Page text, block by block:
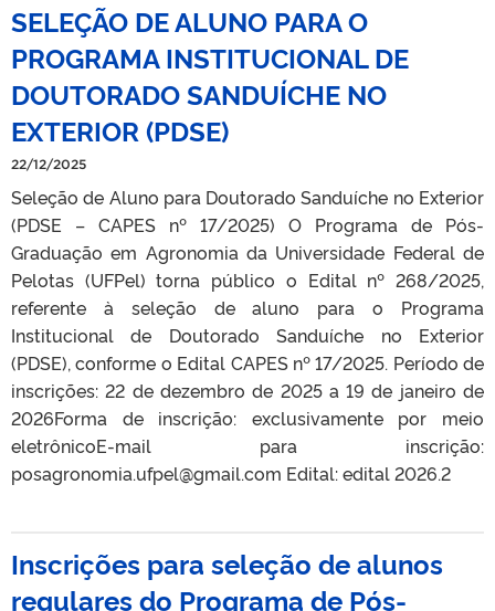
SELEÇÃO DE ALUNO PARA O
PROGRAMA INSTITUCIONAL DE
DOUTORADO SANDUÍCHE NO
EXTERIOR (PDSE)
22/12/2025
Seleção de Aluno para Doutorado Sanduíche no Exterior
(PDSE – CAPES nº 17/2025) O Programa de Pós-
Graduação em Agronomia da Universidade Federal de
Pelotas (UFPel) torna público o Edital nº 268/2025,
referente à seleção de aluno para o Programa
Institucional de Doutorado Sanduíche no Exterior
(PDSE), conforme o Edital CAPES nº 17/2025. Período de
inscrições: 22 de dezembro de 2025 a 19 de janeiro de
2026Forma de inscrição: exclusivamente por meio
eletrônicoE-mail para inscrição:
posagronomia.ufpel@gmail.com Edital: edital 2026.2
Inscrições para seleção de alunos
regulares do Programa de Pós-